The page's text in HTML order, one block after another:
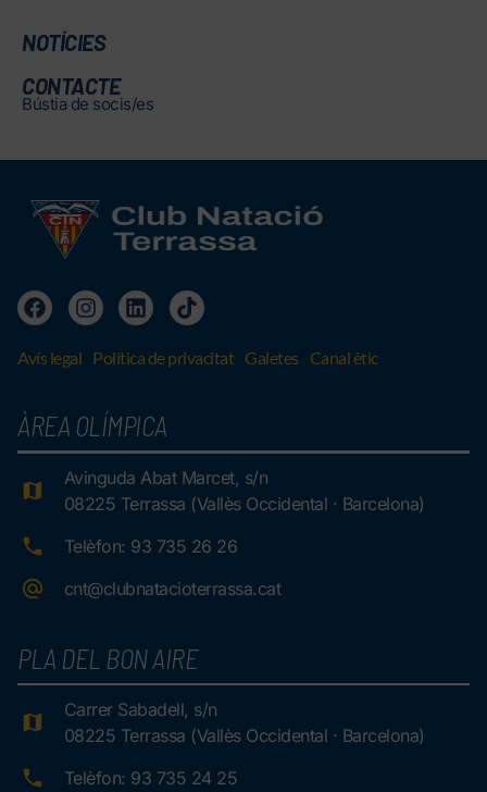
NOTÍCIES
CONTACTE
Bústia de socis/es
Avís legal Política de privacitat Galetes Canal ètic
ÀREA OLÍMPICA
Avinguda Abat Marcet, s/n
08225 Terrassa (Vallès Occidental · Barcelona)
Telèfon: 93 735 26 26
cnt@clubnatacioterrassa.cat
PLA DEL BON AIRE
Carrer Sabadell, s/n
08225 Terrassa (Vallès Occidental · Barcelona)
Telèfon: 93 735 24 25